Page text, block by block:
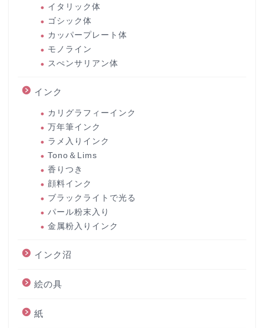
イタリック体
ゴシック体
カッパープレート体
モノライン
スぺンサリアン体
インク
カリグラフィーインク
万年筆インク
ラメ入りインク
Tono＆Lims
香りつき
顔料インク
ブラックライトで光る
パール粉末入り
金属粉入りインク
インク沼
絵の具
紙